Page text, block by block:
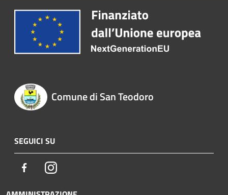
Comune di San Teodoro
SEGUICI SU
FacebookInstagram